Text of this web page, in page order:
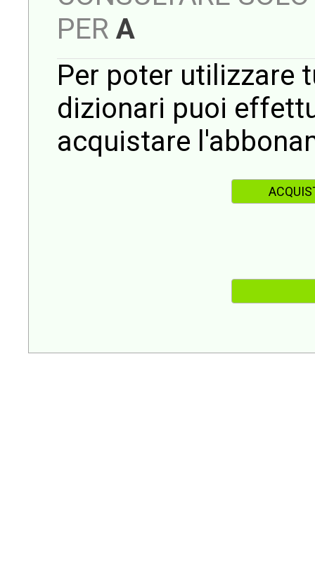
PER A
Per poter utilizzare
dizionari puoi
acquistare